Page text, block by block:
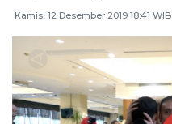
Kamis, 12 Desember 2019 18:41 WIB